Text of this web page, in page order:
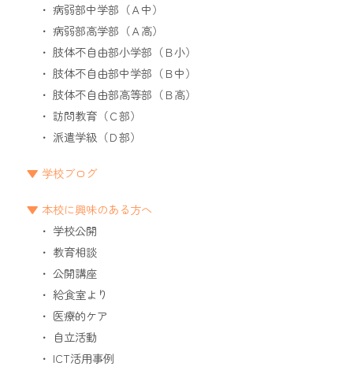
病弱部中学部（Ａ中）
病弱部高学部（Ａ高）
肢体不自由部小学部（Ｂ小）
肢体不自由部中学部（Ｂ中）
肢体不自由部高等部（Ｂ高）
訪問教育（Ｃ部）
派遣学級（Ｄ部）
学校ブログ
本校に興味のある方へ
学校公開
教育相談
公開講座
給食室より
医療的ケア
自立活動
ICT活用事例